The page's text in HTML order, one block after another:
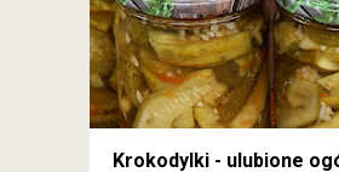
Krokodylki - ulubione